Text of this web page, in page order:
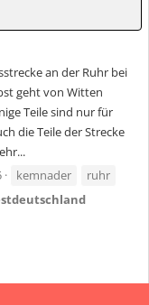
an der Ruhr bei
geht von Witten
Teile sind nur für
die Teile der Strecke
kemnader
ruhr